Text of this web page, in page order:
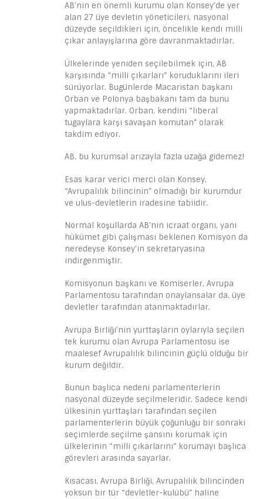
AB’nin en önemli kurumu olan Konsey’de yer
alan 27 üye devletin yöneticileri, nasyonal
düzeyde seçildikleri için, öncelikle kendi milli
çıkar anlayışlarına göre davranmaktadırlar.
Ülkelerinde yeniden seçilebilmek için, AB
karşısında “milli çıkarları” koruduklarını ileri
sürüyorlar. Bugünlerde Macaristan başkanı
Orban ve Polonya başbakanı tam da bunu
yapmaktadırlar. Orban, kendini “liberal
tugaylara karşı savaşan komutan” olarak
takdim ediyor.
AB, bu kurumsal arızayla fazla uzağa gidemez!
Esas karar verici merci olan Konsey,
“Avrupalılık bilincinin” olmadığı bir kurumdur
ve ulus-devletlerin iradesine tabiidir.
Normal koşullarda AB’nin icraat organı, yani
hükümet gibi çalışması beklenen Komisyon da
neredeyse Konsey’in sekretaryasına
indirgenmiştir.
Komisyonun başkanı ve Komiserler, Avrupa
Parlamentosu tarafından onaylansalar da, üye
devletler tarafından atanmaktadırlar.
Avrupa Birliği’nin yurttaşların oylarıyla seçilen
tek kurumu olan Avrupa Parlamentosu ise
maalesef Avrupalılık bilincinin güçlü olduğu bir
kurum değildir.
Bunun başlıca nedeni parlamenterlerin
nasyonal düzeyde seçilmeleridir. Sadece kendi
ülkesinin yurttaşları tarafından seçilen
parlamenterlerin büyük çoğunluğu bir sonraki
seçimlerde seçilme şansını korumak için
ülkelerinin “milli çıkarlarını” korumayı başlıca
görevleri arasında sayarlar.
Kısacası, Avrupa Birliği, Avrupalılık bilincinden
yoksun bir tür “devletler-kulübü” haline